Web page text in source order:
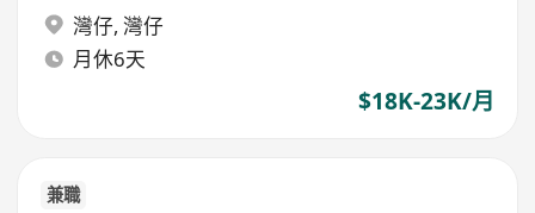
灣仔, 灣仔
月休6天
$18K-23K/月
兼職